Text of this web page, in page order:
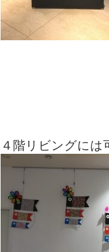
４階リビングに